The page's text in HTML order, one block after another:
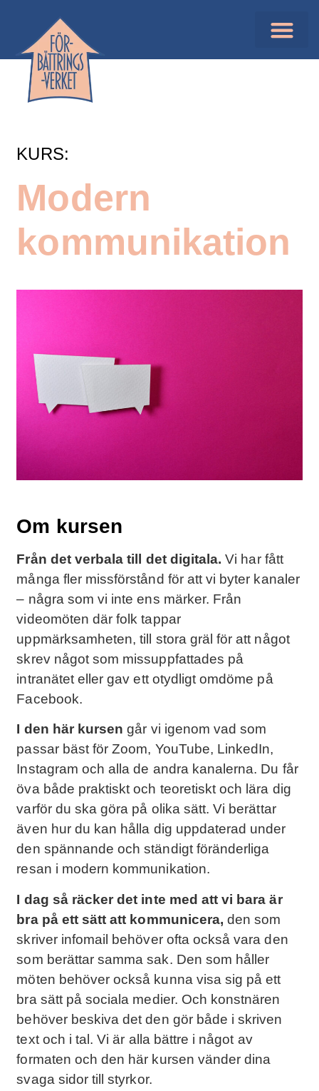
KURS:
Modern
kommunika­tion
Om kursen
Från det verbala till det digitala.Vi har fått
många fler missförstånd för att vi byter kanaler
– några som vi inte ens märker. Från
videomöten där folk tappar
uppmärksamheten, till stora gräl för att något
skrev något som missuppfattades på
intranätet eller gav ett otydligt omdöme på
Facebook.
I den här kursen går vi igenom vad som
passar bäst för Zoom, YouTube, LinkedIn,
Instagram och alla de andra kanalerna. Du får
öva både praktiskt och teoretiskt och lära dig
varför du ska göra på olika sätt. Vi berättar
även hur du kan hålla dig uppdaterad under
den spännande och ständigt föränderliga
resan i modern kommunikation.
I dag så räcker det inte med att vi bara är
bra på ett sätt att kommunicera, den som
skriver infomail behöver ofta också vara den
som berättar samma sak. Den som håller
möten behöver också kunna visa sig på ett
bra sätt på sociala medier. Och konstnären
behöver beskiva det den gör både i skriven
text och i tal. Vi är alla bättre i något av
formaten och den här kursen vänder dina
svaga sidor till styrkor.